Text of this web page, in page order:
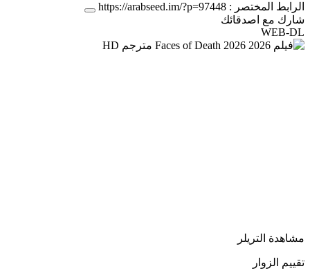
الرابط المختصر : https://arabseed.im/?p=97448
شارك مع اصدقائك
WEB-DL
مشاهدة التريلر
تقييم الزوار